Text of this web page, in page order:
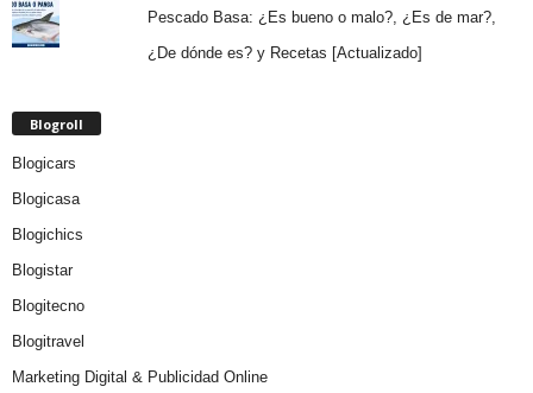
Pescado Basa: ¿Es bueno o malo?, ¿Es de mar?,
¿De dónde es? y Recetas [Actualizado]
Blogroll
Blogicars
Blogicasa
Blogichics
Blogistar
Blogitecno
Blogitravel
Marketing Digital & Publicidad Online